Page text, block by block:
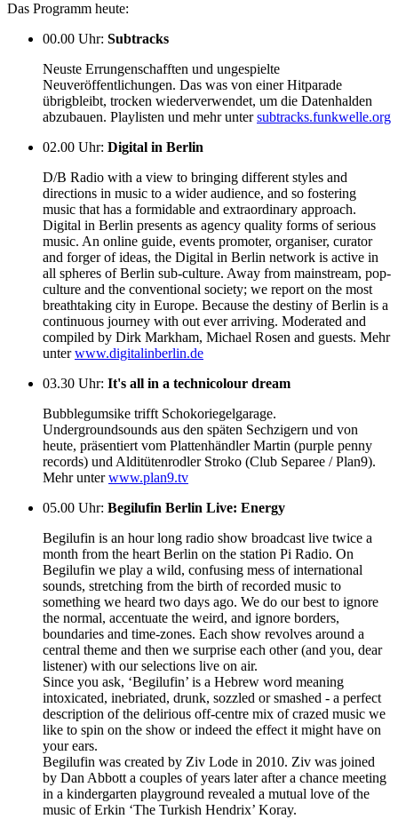
Das Programm heute:
00.00 Uhr: Subtracks
Neuste Errungenschafften und ungespielte
Neuveröffentlichungen. Das was von einer Hitparade
übrigbleibt, trocken wiederverwendet, um die Datenhalden
abzubauen. Playlisten und mehr untersubtracks.funkwelle.org
02.00 Uhr: Digital in Berlin
D/B Radio with a view to bringing different styles and
directions in music to a wider audience, and so fostering
music that has a formidable and extraordinary approach.
Digital in Berlin presents as agency quality forms of serious
music. An online guide, events promoter, organiser, curator
and forger of ideas, the Digital in Berlin network is active in
all spheres of Berlin sub-culture. Away from mainstream, pop-
culture and the conventional society; we report on the most
breathtaking city in Europe. Because the destiny of Berlin is a
continuous journey with out ever arriving. Moderated and
compiled by Dirk Markham, Michael Rosen and guests. Mehr
unterwww.digitalinberlin.de
03.30 Uhr: It's all in a technicolour dream
Bubblegumsike trifft Schokoriegelgarage.
Undergroundsounds aus den späten Sechzigern und von
heute, präsentiert vom Plattenhändler Martin (purple penny
records) und Alditütenrodler Stroko (Club Separee / Plan9).
Mehr unterwww.plan9.tv
05.00 Uhr: Begilufin Berlin Live: Energy
Begilufin is an hour long radio show broadcast live twice a
month from the heart Berlin on the station Pi Radio. On
Begilufin we play a wild, confusing mess of international
sounds, stretching from the birth of recorded music to
something we heard two days ago. We do our best to ignore
the normal, accentuate the weird, and ignore borders,
boundaries and time-zones. Each show revolves around a
central theme and then we surprise each other (and you, dear
listener) with our selections live on air.
Since you ask, ‘Begilufin’ is a Hebrew word meaning
intoxicated, inebriated, drunk, sozzled or smashed - a perfect
description of the delirious off-centre mix of crazed music we
like to spin on the show or indeed the effect it might have on
your ears.
Begilufin was created by Ziv Lode in 2010. Ziv was joined
by Dan Abbott a couples of years later after a chance meeting
in a kindergarten playground revealed a mutual love of the
music of Erkin ‘The Turkish Hendrix’ Koray.